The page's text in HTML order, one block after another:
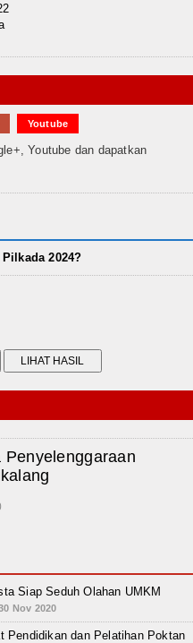
Youtube
Youtube dan dapatkan
2024?
Siap Seduh Olahan UMKM
Nov 2020
Pendidikan dan Pelatihan Poktan